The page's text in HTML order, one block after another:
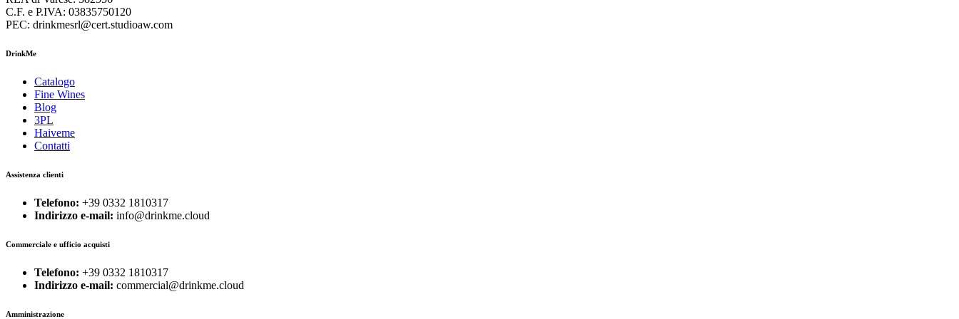
C.F. e P.IVA: 03835750120
PEC: drinkmesrl@cert.studioaw.com
DrinkMe
Catalogo
Fine Wines
Blog
3PL
Haiveme
Contatti
Assistenza clienti
Telefono: +39 0332 1810317
Indirizzo e-mail: info@drinkme.cloud
Commerciale e ufficio acquisti
Telefono: +39 0332 1810317
Indirizzo e-mail: commercial@drinkme.cloud
Amministrazione